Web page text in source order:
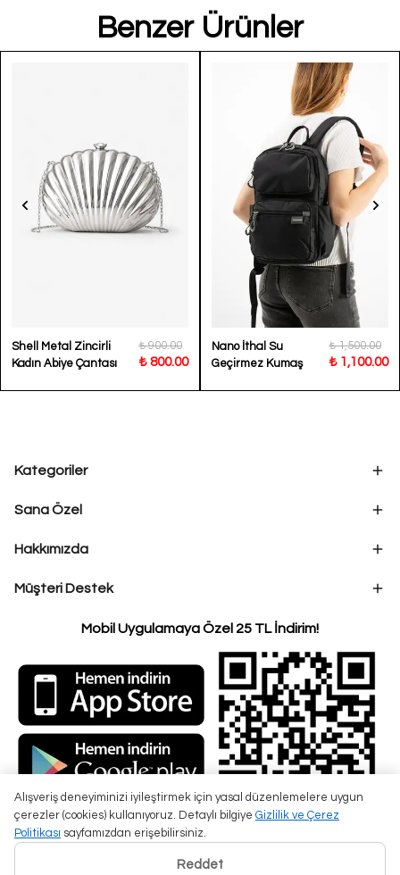
Alışveriş deneyiminizi iyileştirmek için yasal düzenlemelere uygun
çerezler (cookies) kullanıyoruz. Detaylı bilgiye Gizlilik ve Çerez
Politikası sayfamızdan erişebilirsiniz.
Reddet
Benzer Ürünler
Shell Metal Zincirli
Kadın Abiye Çantası
₺ 900.00
₺ 800.00
Nano İthal Su
Geçirmez Kumaş
₺ 1,500.00
₺ 1,100.00
Kategoriler
Sana Özel
Hakkımızda
Müşteri Destek
Mobil Uygulamaya Özel 25 TL İndirim!